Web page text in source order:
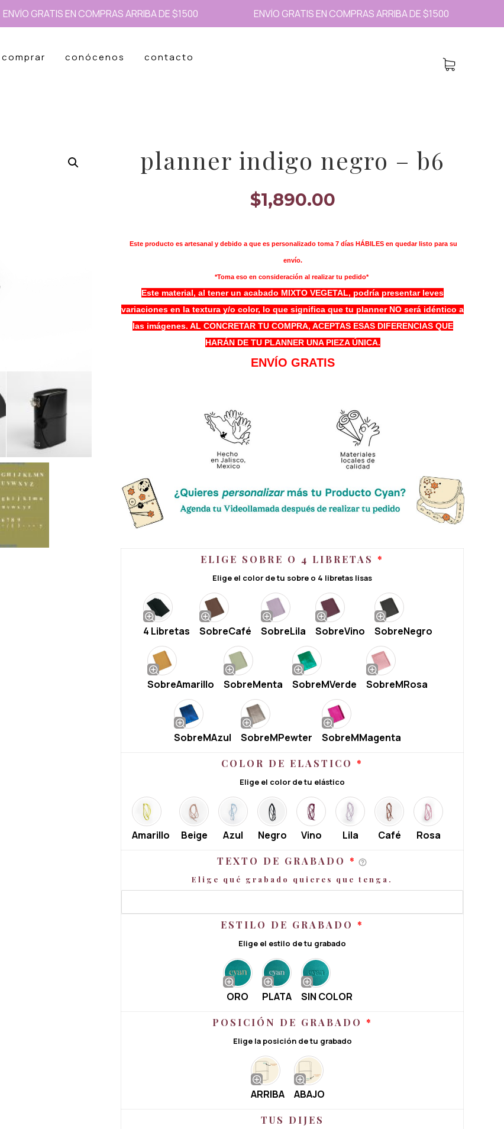
ENVÍO GRATIS EN COMPRAS ARRIBA DE $1500 ENVÍO GRATIS EN COMPRAS ARRIBA DE $1500
comprar conócenos contacto
planner indigo negro – b6
$1,890.00
Este producto es artesanal y debido a que es personalizado toma 7 días HÁBILES en quedar listo para su
envío.
*Toma eso en consideración al realizar tu pedido*
Este material, al tener un acabado MIXTO VEGETAL, podría presentar leves
variaciones en la textura y/o color, lo que significa que tu planner NO será idéntico a
las imágenes. AL CONCRETAR TU COMPRA, ACEPTAS ESAS DIFERENCIAS QUE
HARÁN DE TU PLANNER UNA PIEZA ÚNICA.
ENVÍO GRATIS
ELIGE SOBRE O 4 LIBRETAS*
Elige el color de tu sobre o 4 libretas lisas
4 Libretas SobreCafé SobreLila SobreVino SobreNegro
SobreAmarillo SobreMenta SobreMVerde SobreMRosa
SobreMAzul SobreMPewter SobreMMagenta
COLOR DE ELASTICO*
Elige el color de tu elástico
Amarillo Beige Azul Negro Vino Lila Café Rosa
TEXTO DE GRABADO*
Elige qué grabado quieres que tenga.
ESTILO DE GRABADO*
Elige el estilo de tu grabado
ORO PLATA SIN COLOR
POSICIÓN DE GRABADO *
Elige la posición de tu grabado
ARRIBA ABAJO
TUS DIJES